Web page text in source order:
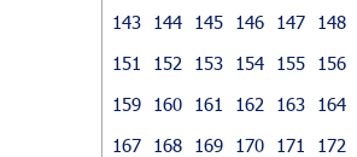
143
144 145 146 147 148
151
152 153 154 155 156
159
160 161 162 163 164
167
168 169 170 171 172